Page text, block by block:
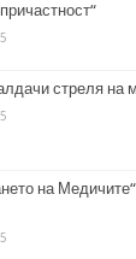
стреля на
на